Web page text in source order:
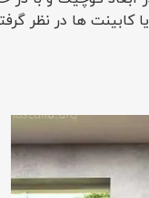
یا کابینت ها در نظر